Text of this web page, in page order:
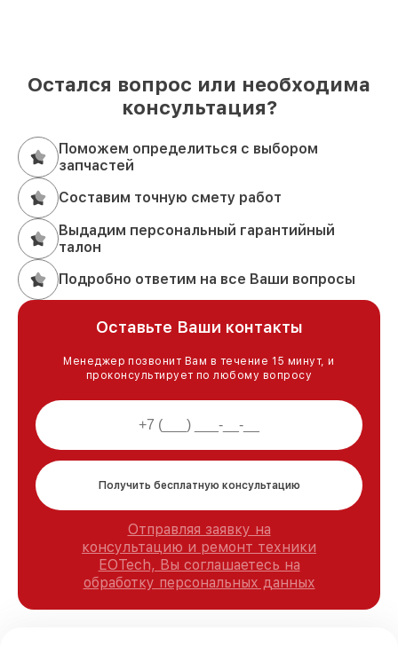
Остался вопрос или необходима
консультация?
Поможем определиться с выбором
запчастей
Составим точную смету работ
Выдадим персональный гарантийный
талон
Подробно ответим на все Ваши вопросы
Оставьте Ваши контакты
Менеджер позвонит Вам в течение 15 минут, и
проконсультирует по любому вопросу
Получить бесплатную консультацию
Отправляя заявку на
консультацию и ремонт техники
EOTech, Вы соглашаетесь на
обработку персональных данных